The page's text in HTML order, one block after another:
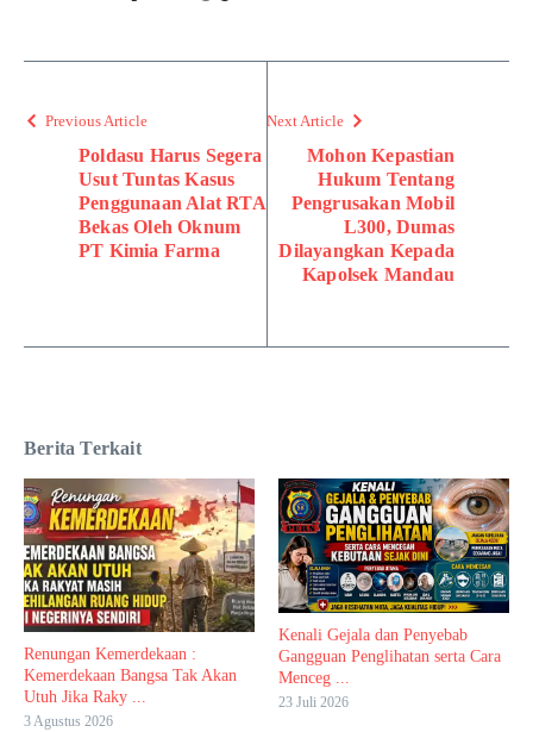
Previous Article
Poldasu Harus Segera
Usut Tuntas Kasus
Penggunaan Alat RTA
Bekas Oleh Oknum
PT Kimia Farma
Next Article
Mohon Kepastian
Hukum Tentang
Pengrusakan Mobil
L300, Dumas
Dilayangkan Kepada
Kapolsek Mandau
Berita Terkait
Renungan Kemerdekaan :
Kemerdekaan Bangsa Tak Akan
Utuh Jika Raky ...
3 Agustus 2026
Kenali Gejala dan Penyebab
Gangguan Penglihatan serta Cara
Menceg ...
23 Juli 2026